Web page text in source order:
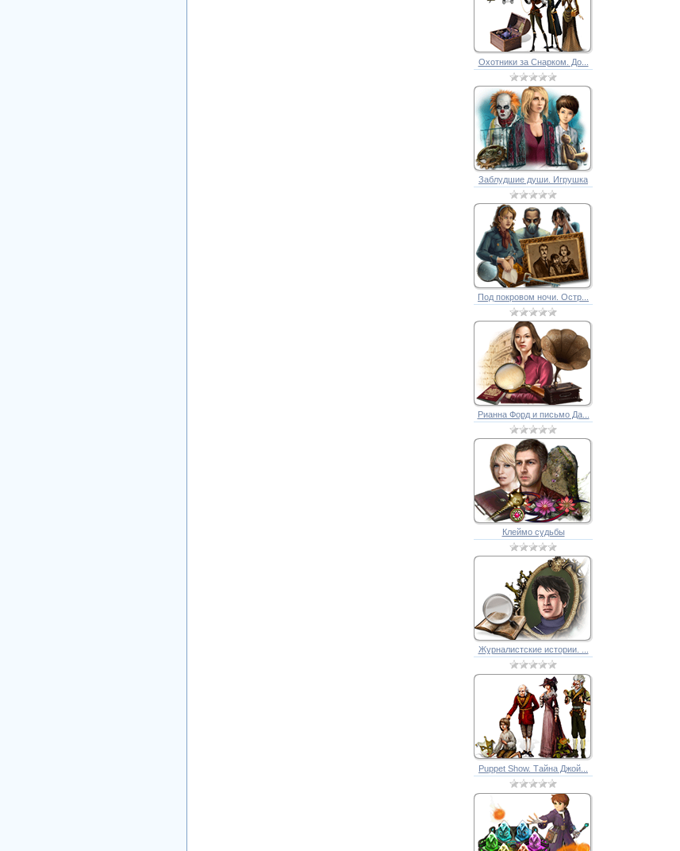
Охотники за Снарком. До...
Заблудшие души. Игрушка
Под покровом ночи. Остр...
Рианна Форд и письмо Да...
Клеймо судьбы
Журналистские истории. ...
Puppet Show. Тайна Джой...